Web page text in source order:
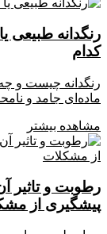
رنگدانه طبیعی
کدام
ماده‌ای جامد و
مشاهده بیشتر
رطوبت و تاثیر
پیشگیری از